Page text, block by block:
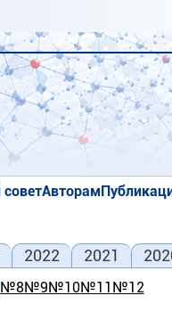
Авторам
2022 2021
№8№9№10№11 №12